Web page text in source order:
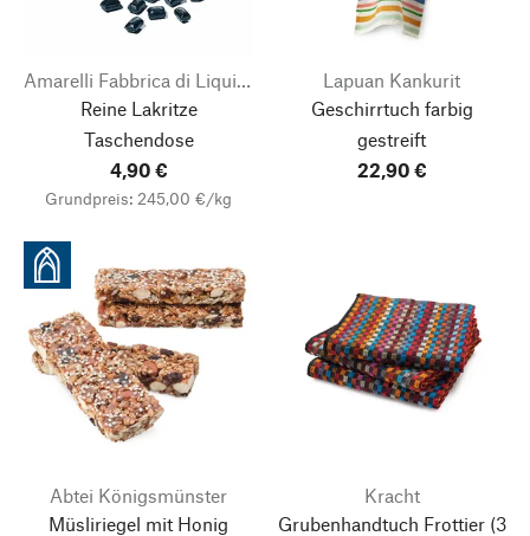
Reine Lakritze
Taschendose
4,90 €
Grundpreis: 245,00 €/kg
Lapuan Kankurit
Geschirrtuch farbig
gestreift
22,90 €
Abtei Königsmünster
Müsliriegel mit Honig
Kracht
Grubenhandtuch Frottier(3